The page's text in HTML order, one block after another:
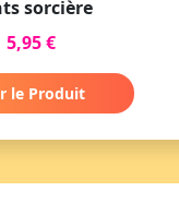
sorcière
5,95 €
le Produit